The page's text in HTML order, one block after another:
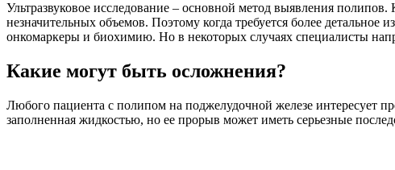
Ультразвуковое исследование – основной метод выявления полипов.
незначительных объемов. Поэтому когда требуется более
онкомаркеры и биохимию. Но в некоторых случаях специалисты
Какие могут быть осложнения?
Любого пациента с полипом на поджелудочной железе интересует
заполненная жидкостью, но ее прорыв может иметь серьезные